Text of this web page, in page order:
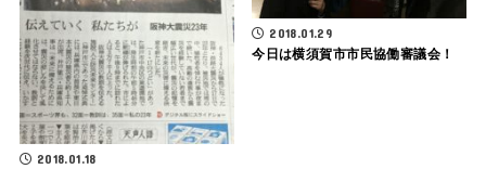
2018.01.18
2018.01.29
今日は横須賀市市民協働審議会！